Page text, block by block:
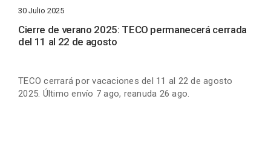
30 Julio 2025
Cierre de verano 2025: TECO permanecerá cerrada
del 11 al 22 de agosto
TECO cerrará por vacaciones del 11 al 22 de agosto
2025. Último envío 7 ago, reanuda 26 ago.